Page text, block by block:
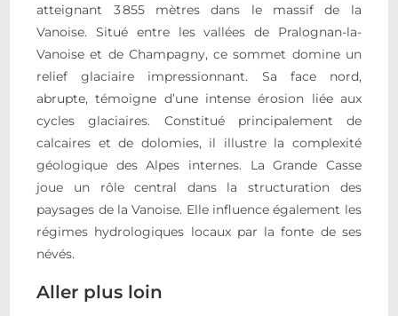
atteignant 3 855 mètres dans le massif de la
Vanoise. Situé entre les vallées de Pralognan-la-
Vanoise et de Champagny, ce sommet domine un
relief glaciaire impressionnant. Sa face nord,
abrupte, témoigne d’une intense érosion liée aux
cycles glaciaires. Constitué principalement de
calcaires et de dolomies, il illustre la complexité
géologique des Alpes internes. La Grande Casse
joue un rôle central dans la structuration des
paysages de la Vanoise. Elle influence également les
régimes hydrologiques locaux par la fonte de ses
névés.
Aller plus loin